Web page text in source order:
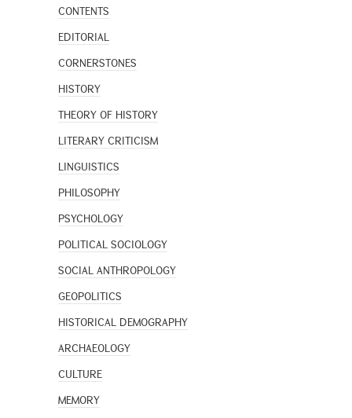
CONTENTS
EDITORIAL
CORNERSTONES
HISTORY
THEORY OF HISTORY
LITERARY CRITICISM
LINGUISTICS
PHILOSOPHY
PSYCHOLOGY
POLITICAL SOCIOLOGY
SOCIAL ANTHROPOLOGY
GEOPOLITICS
HISTORICAL DEMOGRAPHY
ARCHAEOLOGY
CULTURE
MEMORY